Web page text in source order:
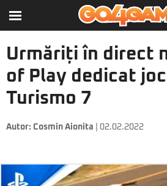
Urmăriți în direct
of Play dedicat
Turismo 7
Autor: Cosmin Aionita | 02.02.2022